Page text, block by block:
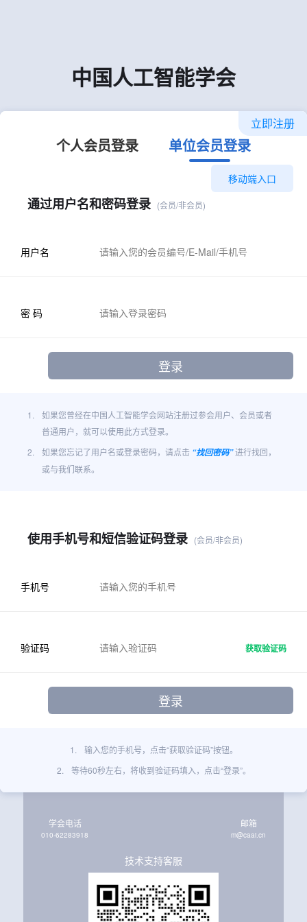
中国人工智能学会
立即注册
个人会员登录 单位会员登录
移动端入口
通过用户名和密码登录 (会员/非会员)
用户名
密 码
1.
如果您曾经在中国人工智能学会网站注册过参会用户、会员或者
普通用户，就可以使用此方式登录。
2.
如果您忘记了用户名或登录密码，请点击 “找回密码”进行找回，
或与我们联系。
使用手机号和短信验证码登录 (会员/非会员)
手机号
验证码 获取验证码
1.
输入您的手机号，点击“获取验证码”按钮。
2.
等待60秒左右，将收到验证码填入，点击“登录”。
学会电话
010-62283918
邮箱
m@caai.cn
技术支持客服